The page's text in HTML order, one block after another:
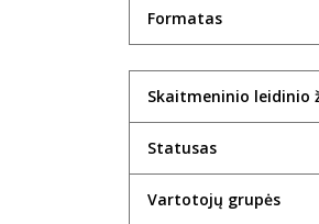
Formatas
Skaitmeninio leidinio
Statusas
Vartotojų grupės